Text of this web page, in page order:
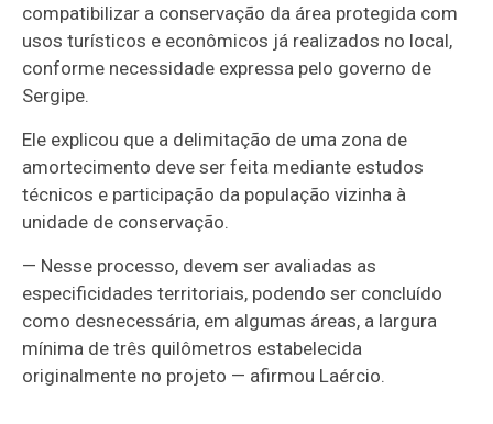
compatibilizar a conservação da área protegida com
usos turísticos e econômicos já realizados no local,
conforme necessidade expressa pelo governo de
Sergipe.
Ele explicou que a delimitação de uma zona de
amortecimento deve ser feita mediante estudos
técnicos e participação da população vizinha à
unidade de conservação.
— Nesse processo, devem ser avaliadas as
especificidades territoriais, podendo ser concluído
como desnecessária, em algumas áreas, a largura
mínima de três quilômetros estabelecida
originalmente no projeto — afirmou Laércio.